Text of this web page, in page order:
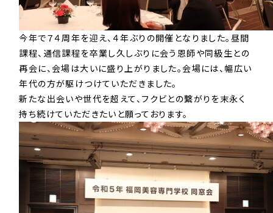
今年で７４周年を迎え、４年ぶりの開催となりました。昼間
課程、通信課程を卒業し久しぶりに会う恩師や同級生との
再会に、会場は大いに盛り上がりました。会場には、幅広い
年代の方が駆けつけていただきました。
新たな出会いや世代を超えて、フクビとの繋がりを末永く
持ち続けていただきたいと願っております。